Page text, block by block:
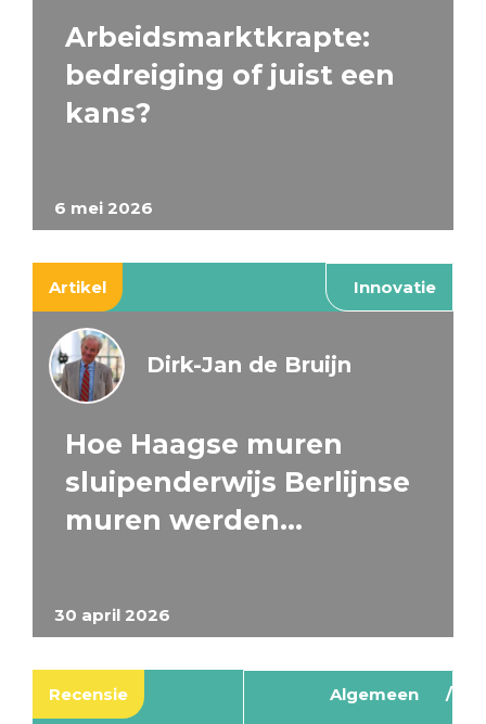
6 mei 2026
Arbeidsmarktkrapte:
bedreiging of juist een
kans?
Artikel Innovatie
30 april 2026
Dirk-Jan de Bruijn
Hoe Haagse muren
sluipenderwijs Berlijnse
muren werden…
Recensie Algemeen